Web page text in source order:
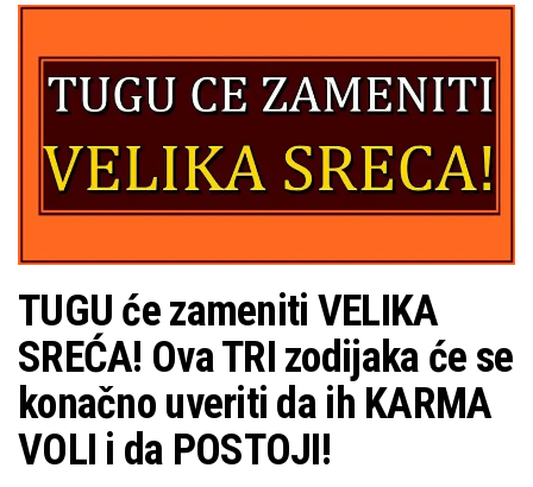
TUGU će zameniti VELIKA
SREĆA! Ova TRI zodijaka će se
konačno uveriti da ih KARMA
VOLI i da POSTOJI!